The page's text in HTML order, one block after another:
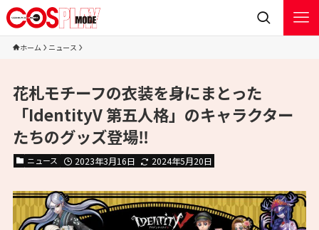
ホーム ニュース
花札モチーフの衣装を身にまとった
「IdentityV 第五人格」のキャラクター
たちのグッズ登場‼
ニュース 2023年3月16日 2024年5月20日